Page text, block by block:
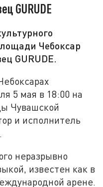
GURUDE
Чебоксар
GURUDE.
5 мая в 18:00 на
Чувашской
и исполнитель
неразрывно
известен как в
арене.